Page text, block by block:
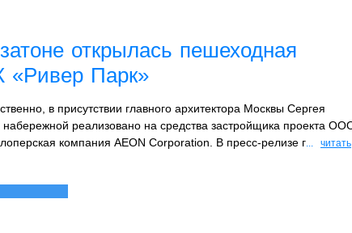
открылась пешеходная
«Ривер Парк»
в присутствии главного архитектора Москвы Сергея
набережной реализовано на средства застройщика проекта
компания AEON Corporation. В пресс-релизе г... читать